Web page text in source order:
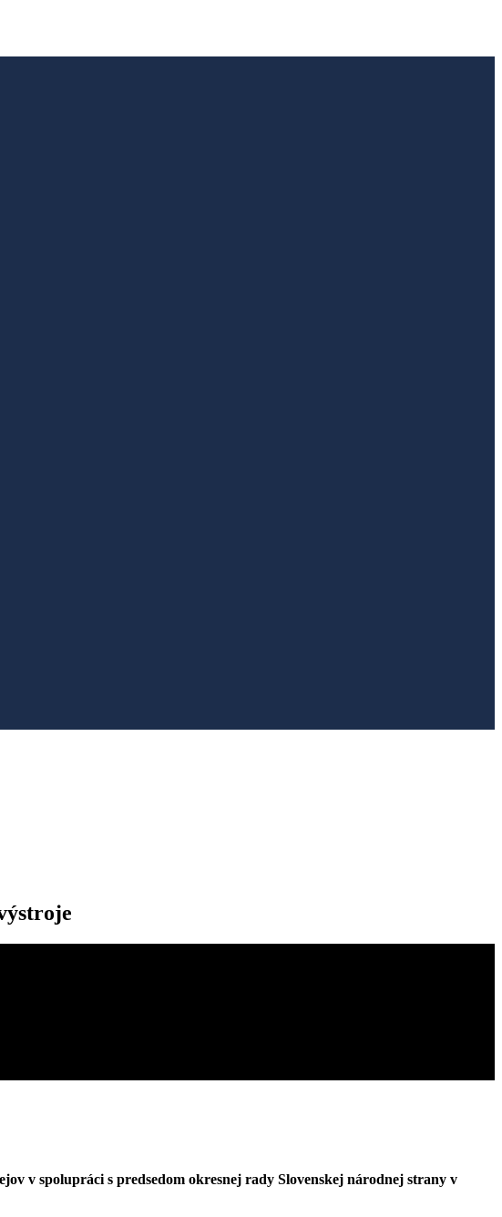
v spolupráci s predsedom okresnej rady Slovenskej národnej strany v